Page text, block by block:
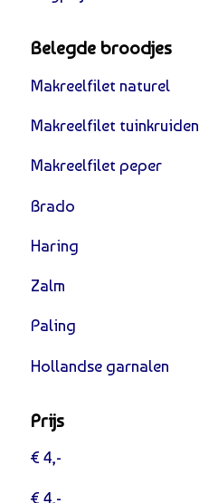
Belegde broodjes
Makreelfilet naturel
Makreelfilet tuinkruiden
Makreelfilet peper
Brado
Haring
Zalm
Paling
Hollandse garnalen
Prijs
€ 4,-
€ 4,-